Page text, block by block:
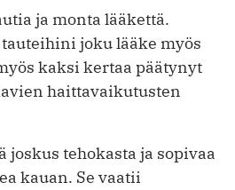
ja monta lääkettä.
joku lääke myös
kaksi kertaa päätynyt
haittavaikutusten
joskus tehokasta ja sopivaa
kauan. Se vaatii